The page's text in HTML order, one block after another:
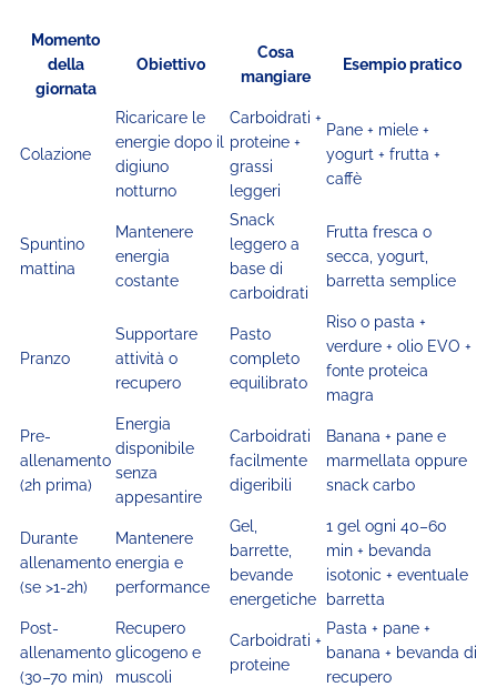
Momento
della
giornata
Obiettivo
Cosa
mangiare
Esempio pratico
Colazione
Ricaricare le
energie dopo il
digiuno
notturno
Carboidrati +
proteine +
grassi
leggeri
Pane + miele +
yogurt + frutta +
caffè
Spuntino
mattina
Mantenere
energia
costante
Snack
leggero a
base di
carboidrati
Frutta fresca o
secca, yogurt,
barretta semplice
Pranzo
Supportare
attività o
recupero
Pasto
completo
equilibrato
Riso o pasta +
verdure + olio EVO +
fonte proteica
magra
Pre-
allenamento
(2h prima)
Energia
disponibile
senza
appesantire
Carboidrati
facilmente
digeribili
Banana + pane e
marmellata oppure
snack carbo
Durante
allenamento
(se >1-2h)
Mantenere
energia e
performance
Gel,
barrette,
bevande
energetiche
1 gel ogni 40–60
min + bevanda
isotonic + eventuale
barretta
Post-
allenamento
(30–70 min)
Recupero
glicogeno e
muscoli
Carboidrati +
proteine
Pasta + pane +
banana + bevanda di
recupero